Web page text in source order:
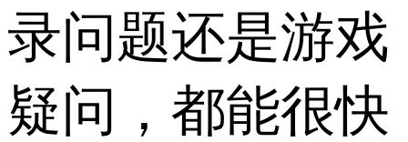
录问题还是游戏
疑问，都能很快